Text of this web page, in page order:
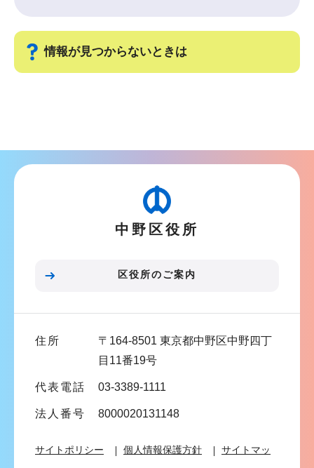
情報が見つからないときは
ゲ
ま
中野区役所
区役所のご案内
住所
〒164-8501 東京都中野区中野四丁
目11番19号
代表電話 03-3389-1111
法人番号 8000020131148
サイトポリシー 個人情報保護方針 サイトマッ